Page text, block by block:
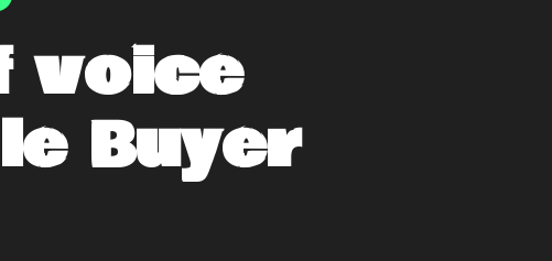
voice
Buyer